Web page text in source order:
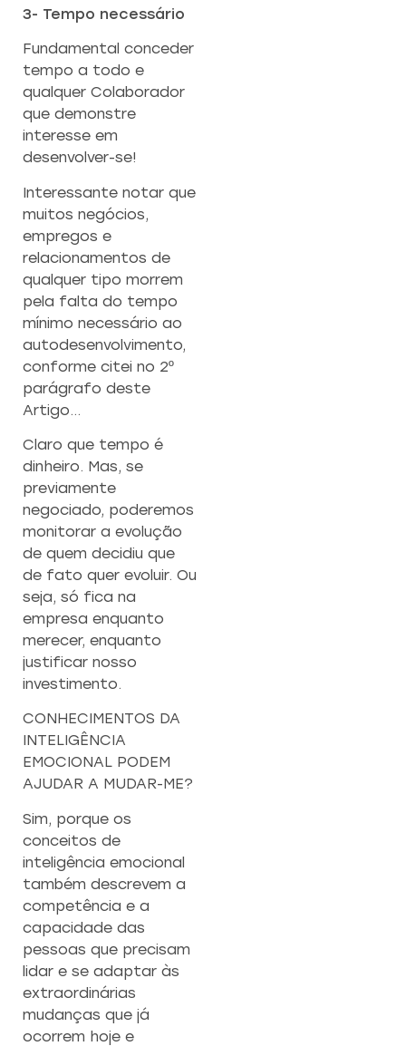
3- Tempo necessário
Fundamental conceder
tempo a todo e
qualquer Colaborador
que demonstre
interesse em
desenvolver-se!
Interessante notar que
muitos negócios,
empregos e
relacionamentos de
qualquer tipo morrem
pela falta do tempo
mínimo necessário ao
autodesenvolvimento,
conforme citei no 2º
parágrafo deste
Artigo…
Claro que tempo é
dinheiro. Mas, se
previamente
negociado, poderemos
monitorar a evolução
de quem decidiu que
de fato quer evoluir. Ou
seja, só fica na
empresa enquanto
merecer, enquanto
justificar nosso
investimento.
CONHECIMENTOS DA
INTELIGÊNCIA
EMOCIONAL PODEM
AJUDAR A MUDAR-ME?
Sim, porque os
conceitos de
inteligência emocional
também descrevem a
competência e a
capacidade das
pessoas que precisam
lidar e se adaptar às
extraordinárias
mudanças que já
ocorrem hoje e